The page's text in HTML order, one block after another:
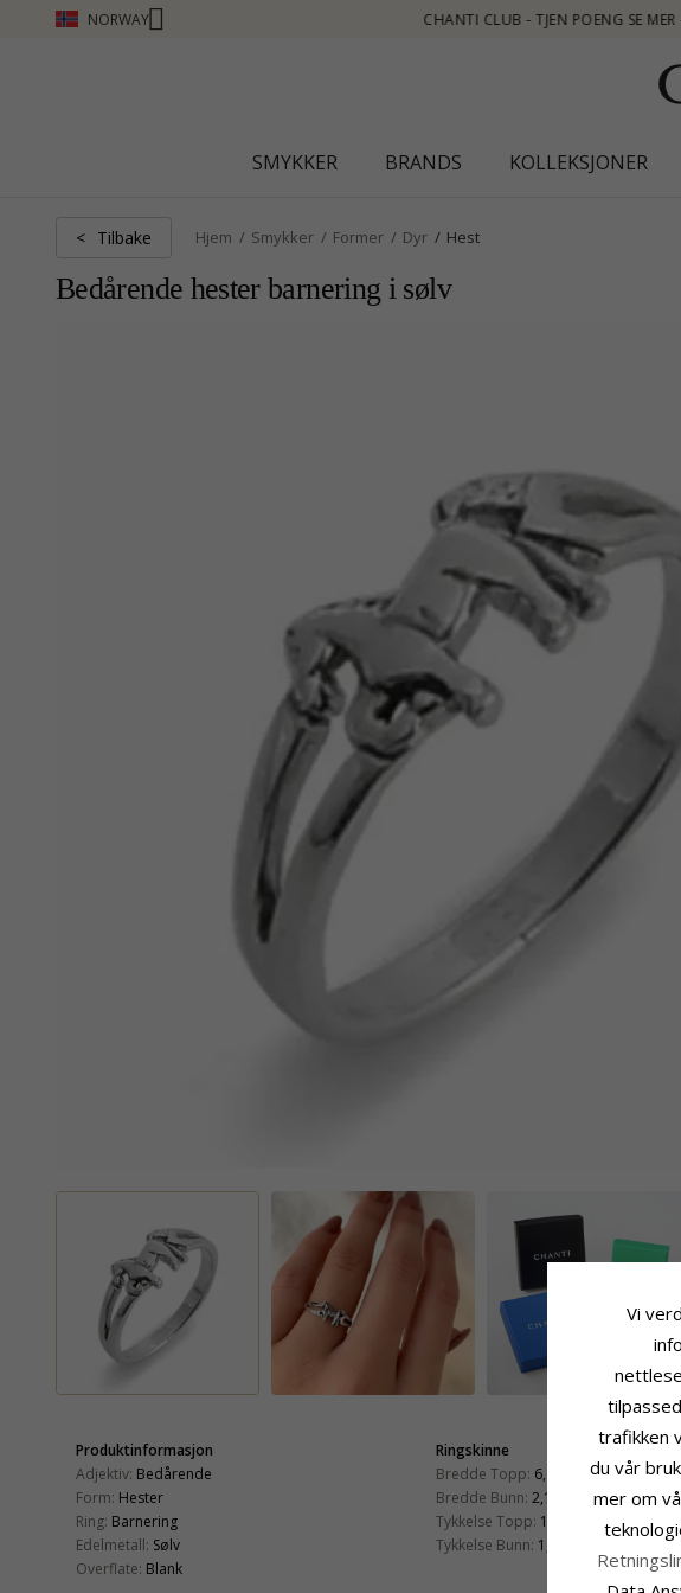
NORWAY
SE MER - KLIKK HER
SMYKKER BRANDS KOLLEKSJONER
< Tilbake Hjem Smykker Former Dyr Hest
Bedårende hester barnering i sølv
Produktinformasjon
Adjektiv: Bedårende
Form: Hester
Ring: Barnering
Edelmetall: Sølv
Overflate: Blank
Ringskinne
Bredde Topp: 6,4 mm
Bredde Bunn: 2,1 mm
Tykkelse Topp: 1,6 mm
Tykkelse Bunn: 1,2 mm
Vi
trafikken
du vår
mer om